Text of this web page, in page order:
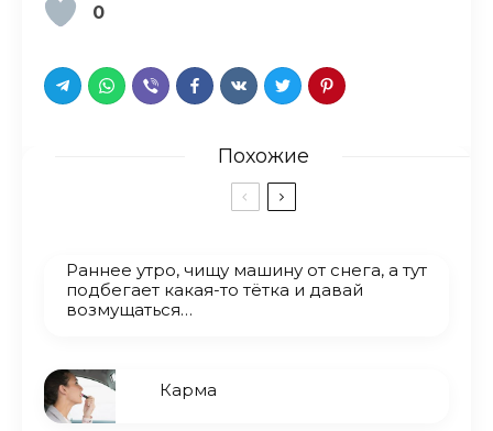
0
Похожие
Раннее утро, чищу машину от снега, а тут
подбегает какая-то тётка и давай
возмущаться…
Карма